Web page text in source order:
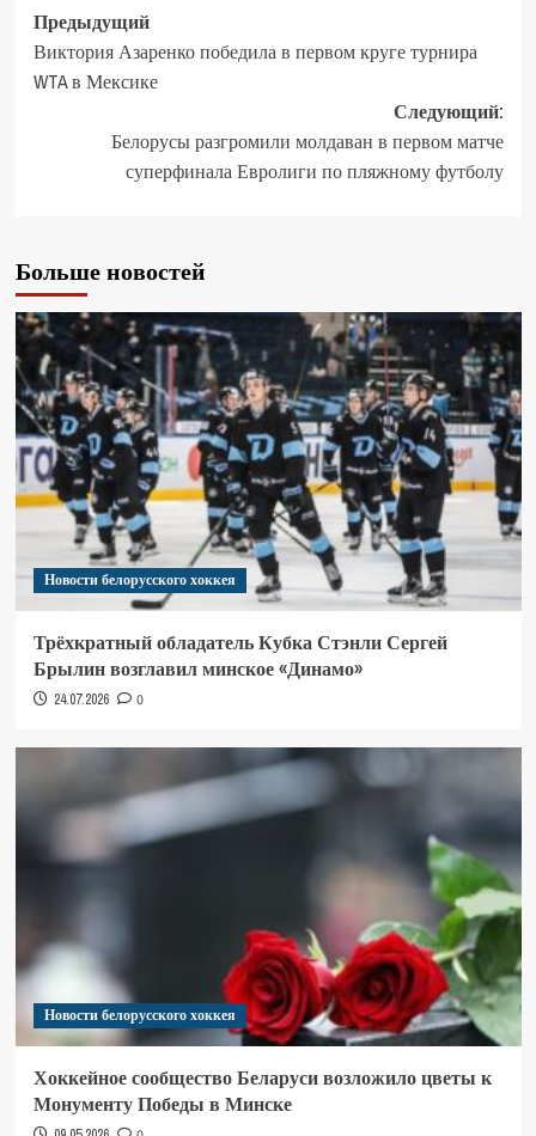
Предыдущий
Виктория Азаренко победила в первом круге турнира
WTA в Мексике
Следующий:
Белорусы разгромили молдаван в первом матче
суперфинала Евролиги по пляжному футболу
Больше новостей
Новости белорусского хоккея
Трёхкратный обладатель Кубка Стэнли Сергей
Брылин возглавил минское «Динамо»
24.07.2026 0
Новости белорусского хоккея
Хоккейное сообщество Беларуси возложило цветы к
Монументу Победы в Минске